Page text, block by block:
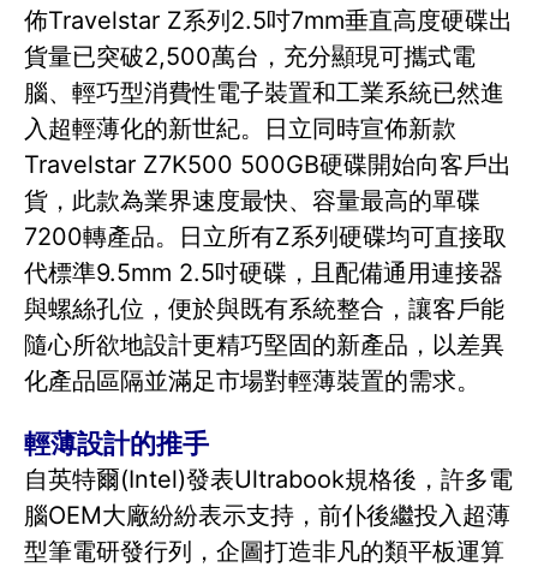
佈Travelstar Z系列2.5吋7mm垂直高度硬碟出
貨量已突破2,500萬台，充分顯現可攜式電
腦、輕巧型消費性電子裝置和工業系統已然進
入超輕薄化的新世紀。日立同時宣佈新款
Travelstar Z7K500 500GB硬碟開始向客戶出
貨，此款為業界速度最快、容量最高的單碟
7200轉產品。日立所有Z系列硬碟均可直接取
代標準9.5mm 2.5吋硬碟，且配備通用連接器
與螺絲孔位，便於與既有系統整合，讓客戶能
隨心所欲地設計更精巧堅固的新產品，以差異
化產品區隔並滿足市場對輕薄裝置的需求。
輕薄設計的推手
自英特爾(Intel)發表Ultrabook規格後，許多電
腦OEM大廠紛紛表示支持，前仆後繼投入超薄
型筆電研發行列，企圖打造非凡的類平板運算